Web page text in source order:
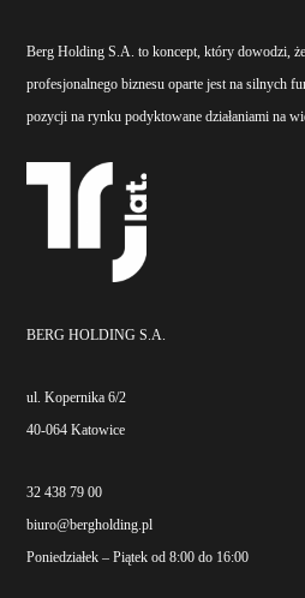
Berg Holding S.A. to koncept, który dowodzi,
profesjonalnego biznesu oparte jest na silnych
pozycji na rynku podyktowane działaniami na
BERG HOLDING S.A.
ul. Kopernika 6/2
40-064 Katowice
32 438 79 00
biuro@bergholding.pl
Poniedziałek – Piątek od 8:00 do 16:00